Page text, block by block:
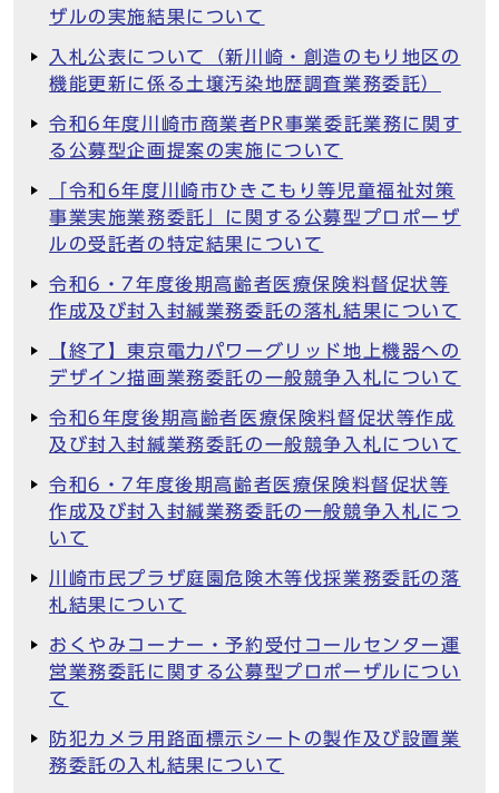
ザルの実施結果について
入札公表について（新川崎・創造のもり地区の
機能更新に係る土壌汚染地歴調査業務委託）
令和6年度川崎市商業者PR事業委託業務に関す
る公募型企画提案の実施について
「令和6年度川崎市ひきこもり等児童福祉対策
事業実施業務委託」に関する公募型プロポーザ
ルの受託者の特定結果について
令和6・7年度後期高齢者医療保険料督促状等
作成及び封入封緘業務委託の落札結果について
【終了】東京電力パワーグリッド地上機器への
デザイン描画業務委託の一般競争入札について
令和6年度後期高齢者医療保険料督促状等作成
及び封入封緘業務委託の一般競争入札について
令和6・7年度後期高齢者医療保険料督促状等
作成及び封入封緘業務委託の一般競争入札につ
いて
川崎市民プラザ庭園危険木等伐採業務委託の落
札結果について
おくやみコーナー・予約受付コールセンター運
営業務委託に関する公募型プロポーザルについ
て
防犯カメラ用路面標示シートの製作及び設置業
務委託の入札結果について